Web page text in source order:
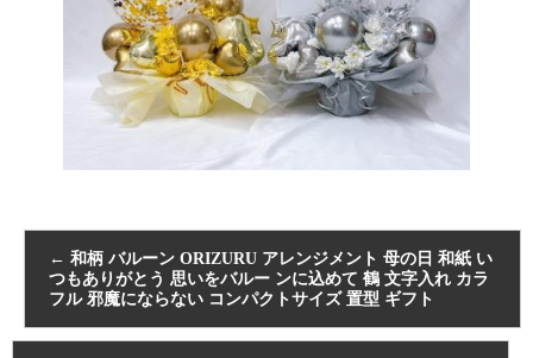
← 和柄 バルーン ORIZURU アレンジメント 母の日 和紙 い
つもありがとう 思いをバルー ンに込めて 鶴 文字入れ カラ
フル 邪魔にならない コンパクトサイズ 置型 ギフト